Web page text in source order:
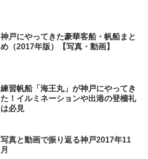
神戸にやってきた豪華客船・帆船まと
め（2017年版）【写真・動画】
練習帆船「海王丸」が神戸にやってき
た！イルミネーションや出港の登檣礼
は必見
写真と動画で振り返る神戸2017年11
月